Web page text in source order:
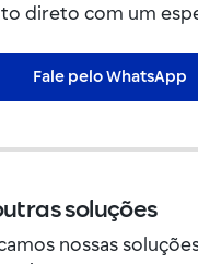
direto com um
Fale pelo WhatsApp
soluções
nossas